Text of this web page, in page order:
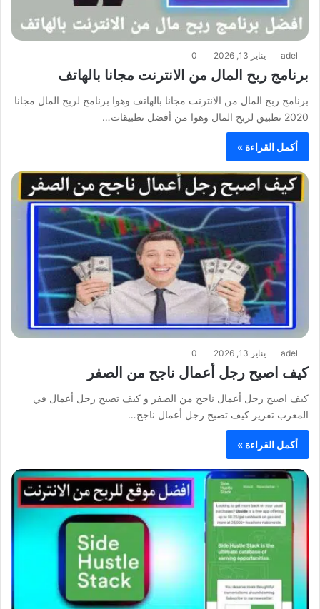
adel يناير 13, 2026 0
برنامج ربح المال من الانترنت مجانا بالهاتف
برنامج ربح المال من الانترنت مجانا بالهاتف وهوا برنامج لربح المال مجانا
2020 تطبيق لربح المال وهوا من أفضل تطبيقات…
أكمل القراءة »
adel يناير 13, 2026 0
كيف اصبح رجل أعمال ناجح من الصفر
كيف اصبح رجل أعمال ناجح من الصفر و كيف تصبح رجل أعمال في
المغرب تقرير كيف تصبح رجل أعمال ناجح…
أكمل القراءة »